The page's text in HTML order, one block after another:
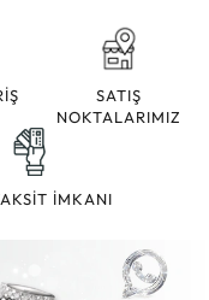
SATIŞ
NOKTALARIMIZ
İMKANI